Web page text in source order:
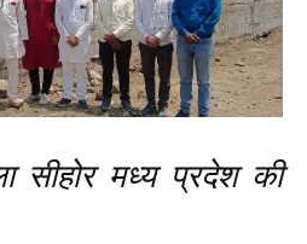
सीहोर मध्य प्रदेश की